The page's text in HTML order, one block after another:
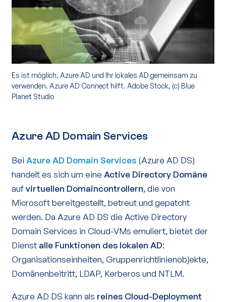
Es ist möglich, Azure AD und Ihr lokales AD gemeinsam zu
verwenden. Azure AD Connect hilft. Adobe Stock, (c) Blue
Planet Studio
Azure AD Domain Services
Bei Azure AD Domain Services (Azure AD DS)
handelt es sich um eine Active Directory Domäne
aufvirtuellen Domaincontrollern, die von
Microsoft bereitgestellt, betreut und gepatcht
werden. Da Azure AD DS die Active Directory
Domain Services in Cloud-VMs emuliert, bietet der
Dienst alle Funktionen des lokalen AD:
Organisationseinheiten, Gruppenrichtlinienobjekte,
Domänenbeitritt, LDAP, Kerberos und NTLM.
Azure AD DS kann als reines Cloud-Deployment